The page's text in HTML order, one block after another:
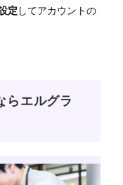
定 してアカウントの
らエルグラ